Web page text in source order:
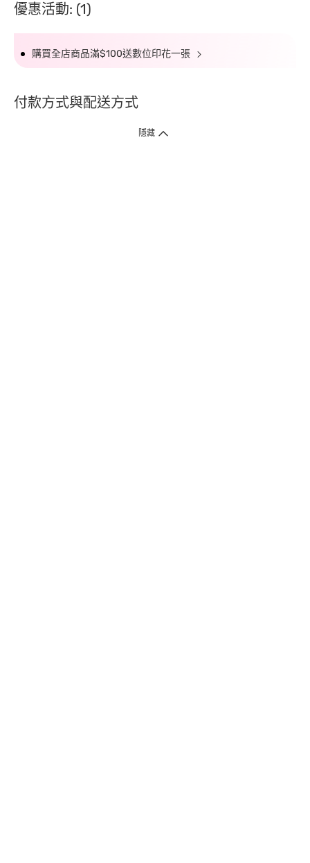
優惠活動: (1)
購買全店商品滿$100送數位印花一張
付款方式與配送方式
隱藏